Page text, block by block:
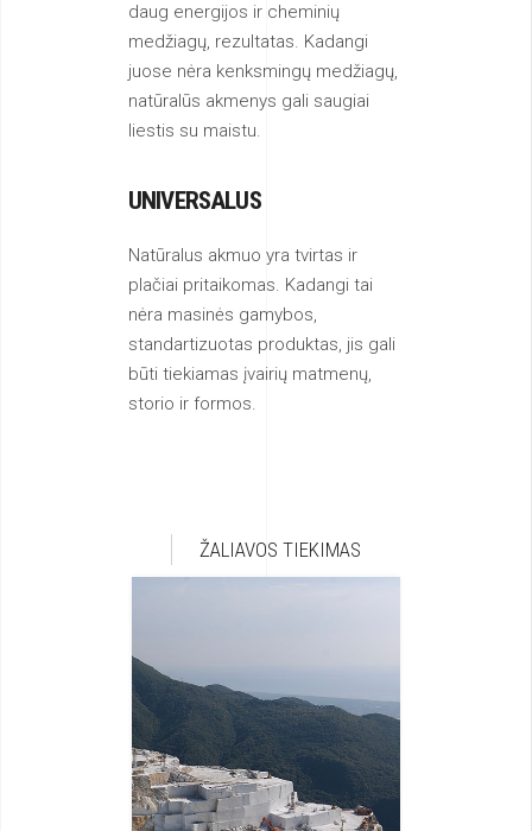
daug energijos ir cheminių
medžiagų, rezultatas. Kadangi
juose nėra kenksmingų medžiagų,
natūralūs akmenys gali saugiai
liestis su maistu.
UNIVERSALUS
Natūralus akmuo yra tvirtas ir
plačiai pritaikomas. Kadangi tai
nėra masinės gamybos,
standartizuotas produktas, jis gali
būti tiekiamas įvairių matmenų,
storio ir formos.
ŽALIAVOS TIEKIMAS